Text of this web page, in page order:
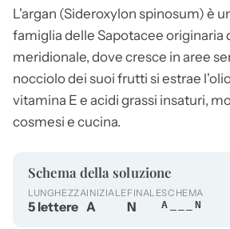
L'argan (Sideroxylon spinosum) è
famiglia delle Sapotacee originaria
meridionale, dove cresce in aree
nocciolo dei suoi frutti si estrae
vitamina E e acidi grassi insaturi,
cosmesi e cucina.
Schema della soluzione
LUNGHEZZA
5 lettere
INIZIALE
A
FINALE
N
SCHEMA
A___N